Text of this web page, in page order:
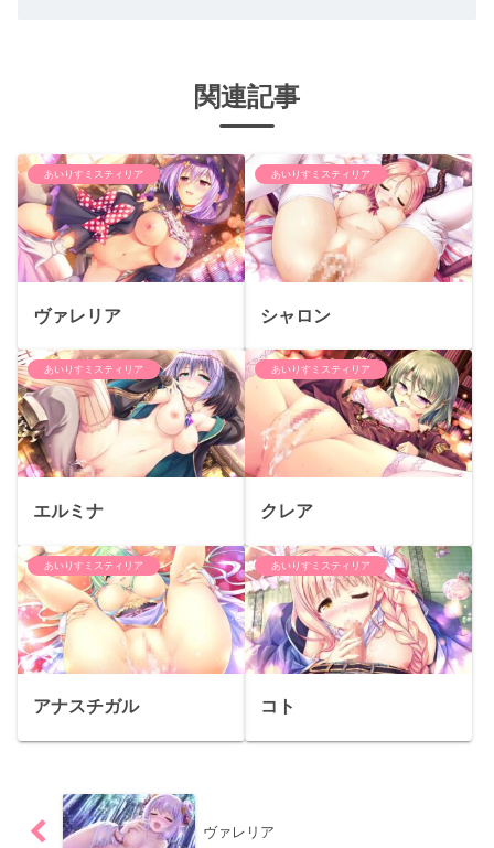
関連記事
あいりすミスティリア
ヴァレリア
あいりすミスティリア
シャロン
あいりすミスティリア
エルミナ
あいりすミスティリア
クレア
あいりすミスティリア
アナスチガル
あいりすミスティリア
コト
ヴァレリア